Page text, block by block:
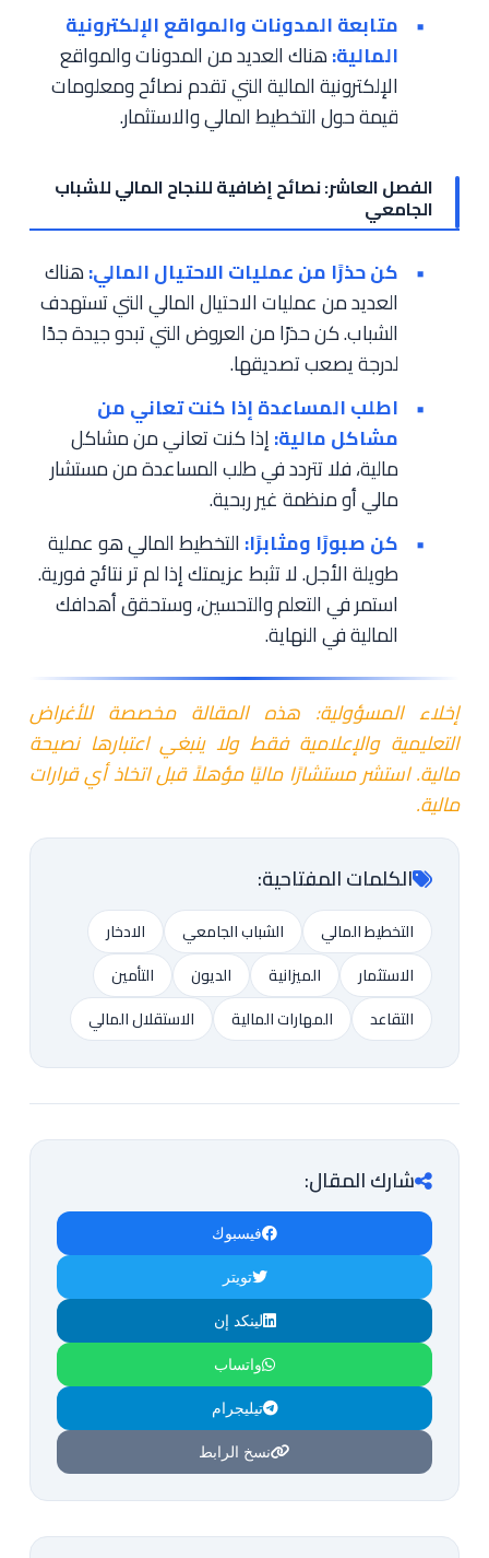
متابعة المدونات والمواقع الإلكترونية
المالية:هناك العديد من المدونات والمواقع
الإلكترونية المالية التي تقدم نصائح ومعلومات
قيمة حول التخطيط المالي والاستثمار.
الفصل العاشر: نصائح إضافية للنجاح المالي للشباب
الجامعي
كن حذرًا من عمليات الاحتيال المالي:هناك
العديد من عمليات الاحتيال المالي التي تستهدف
الشباب. كن حذرًا من العروض التي تبدو جيدة جدًا
لدرجة يصعب تصديقها.
اطلب المساعدة إذا كنت تعاني من
مشاكل مالية:إذا كنت تعاني من مشاكل
مالية، فلا تتردد في طلب المساعدة من مستشار
مالي أو منظمة غير ربحية.
كن صبورًا ومثابرًا: التخطيط المالي هو عملية
طويلة الأجل. لا تثبط عزيمتك إذا لم تر نتائج فورية.
استمر في التعلم والتحسين، وستحقق أهدافك
المالية في النهاية.
إخلاء المسؤولية: هذه المقالة مخصصة للأغراض
التعليمية والإعلامية فقط ولا ينبغي اعتبارها نصيحة
مالية. استشر مستشارًا ماليًا مؤهلاً قبل اتخاذ أي قرارات
مالية.
الكلمات المفتاحية:
التخطيط المالي الشباب الجامعي
الادخار
الاستثمار
الميزانية الديون
التأمين
التقاعد
المهارات المالية الاستقلال المالي
شارك المقال:
فيسبوك
تويتر
لينكد إن
واتساب
تيليجرام
نسخ الرابط